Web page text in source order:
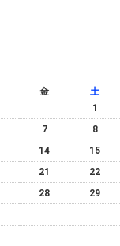
金
土
1
7
8
14
15
21
22
28
29